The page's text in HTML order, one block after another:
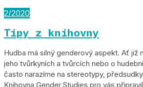
2/2020
Tipy z knihovny
Hudba má silný genderový aspekt. Ať již
jeho tvůrkyních a tvůrcích nebo o
často narazíme na stereotypy,
Knihovna Gender Studies pro vás